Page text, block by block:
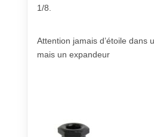
1/8.
Attention jamais d’étoile dans
mais un expandeur